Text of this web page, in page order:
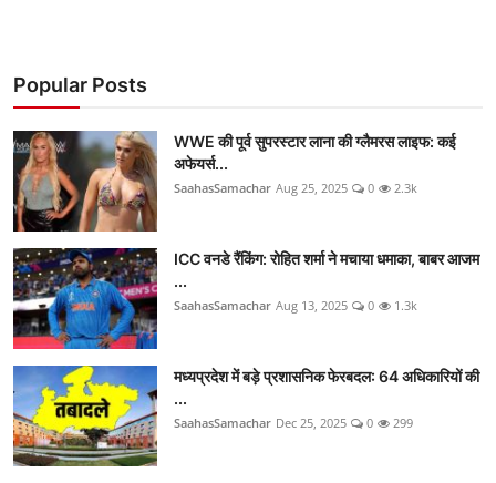
Popular Posts
WWE की पूर्व सुपरस्टार लाना की ग्लैमरस लाइफ: कई
अफेयर्स...
SaahasSamachar Aug 25, 2025 0 2.3k
ICC वनडे रैंकिंग: रोहित शर्मा ने मचाया धमाका, बाबर आजम
...
SaahasSamachar Aug 13, 2025 0 1.3k
मध्यप्रदेश में बड़े प्रशासनिक फेरबदल: 64 अधिकारियों की
...
SaahasSamachar Dec 25, 2025 0 299